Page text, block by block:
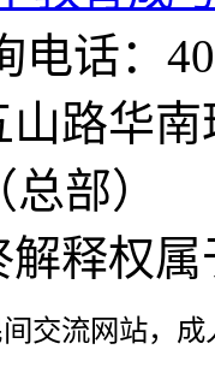
电话：
路华
部）
解释权
交流网站，